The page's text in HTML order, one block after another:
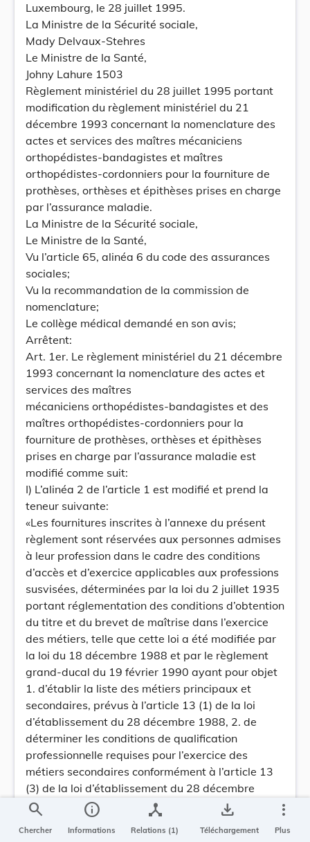
Luxembourg, le 28 juillet 1995.
La Ministre de la Sécurité sociale,
Mady Delvaux-Stehres
Le Ministre de la Santé,
Johny Lahure 1503
Règlement ministériel du 28 juillet 1995 portant
modification du règlement ministériel du 21
décembre 1993 concernant la nomenclature des
actes et services des maîtres mécaniciens
orthopédistes-bandagistes et maîtres
orthopédistes-cordonniers pour la fourniture de
prothèses, orthèses et épithèses prises en charge
par l’assurance maladie.
La Ministre de la Sécurité sociale,
Le Ministre de la Santé,
Vu l’article 65, alinéa 6 du code des assurances
sociales;
Vu la recommandation de la commission de
nomenclature;
Le collège médical demandé en son avis;
Arrêtent:
Art. 1er. Le règlement ministériel du 21 décembre
1993 concernant la nomenclature des actes et
services des maîtres
mécaniciens orthopédistes-bandagistes et des
maîtres orthopédistes-cordonniers pour la
fourniture de prothèses, orthèses et épithèses
prises en charge par l’assurance maladie est
modifié comme suit:
I) L’alinéa 2 de l’article 1 est modifié et prend la
teneur suivante:
«Les fournitures inscrites à l’annexe du présent
règlement sont réservées aux personnes admises
à leur profession dans le cadre des conditions
d’accès et d’exercice applicables aux professions
susvisées, déterminées par la loi du 2 juillet 1935
portant réglementation des conditions d’obtention
du titre et du brevet de maîtrise dans l’exercice
des métiers, telle que cette loi a été modifiée par
la loi du 18 décembre 1988 et par le règlement
grand-ducal du 19 février 1990 ayant pour objet
1. d’établir la liste des métiers principaux et
secondaires, prévus à l’article 13 (1) de la loi
d’établissement du 28 décembre 1988, 2. de
déterminer les conditions de qualification
professionnelle requises pour l’exercice des
métiers secondaires conformément à l’article 13
(3) de la loi d’établissement du 28 décembre
1988.»
II) A l’article 3 est ajouté un deuxième alinéa
search
Chercher
info
Informations
device_hub
Relations (1)
save_alt
Téléchargement
more_vert
Plus